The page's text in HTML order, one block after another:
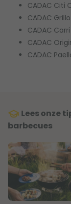
CADAC Citi
CADAC
CADAC
CADAC
CADAC
Lees onze
barbecues